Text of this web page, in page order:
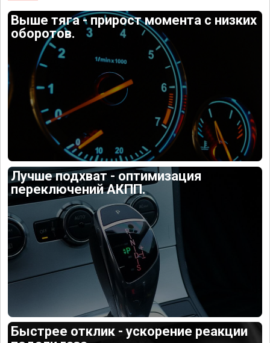
Выше тяга - прирост момента с низких
оборотов.
Лучше подхват - оптимизация
переключений АКПП.
Быстрее отклик - ускорение реакции